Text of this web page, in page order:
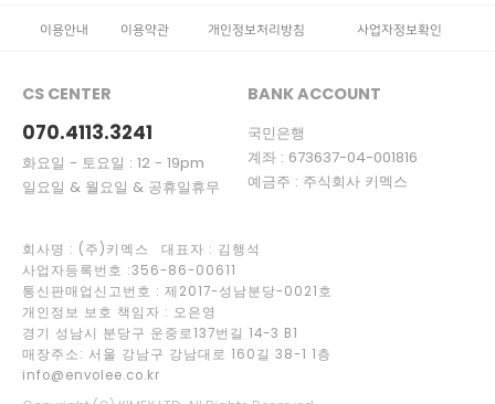
이용안내 이용약관 개인정보처리방침 사업자정보확인
CS CENTER
070.4113.3241
화요일 - 토요일 : 12 - 19pm
일요일 & 월요일 & 공휴일휴무
BANK ACCOUNT
국민은행
계좌 : 673637-04-001816
예금주 : 주식회사 키멕스
회사명 : (주)키멕스 대표자 : 김행석
사업자등록번호 :356-86-00611
통신판매업신고번호 : 제2017-성남분당-0021호
개인정보 보호 책임자 : 오은영
경기 성남시 분당구 운중로137번길 14-3 B1
매장주소: 서울 강남구 강남대로 160길 38-1 1층
info@envolee.co.kr